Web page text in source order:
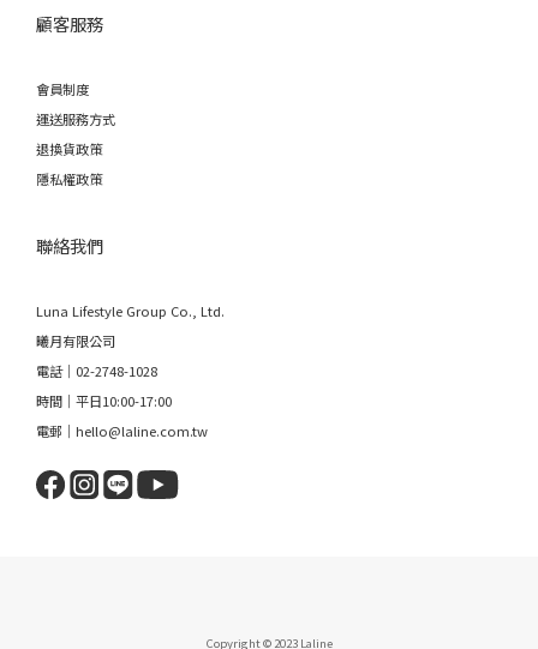
顧客服務
會員制度
運送服務方式
退換貨政策
隱私權政策
聯絡我們
Luna Lifestyle Group Co., Ltd.
曦月有限公司
電話｜02-2748-1028
時間｜平日10:00-17:00
電郵｜hello@laline.com.tw
Copyright © 2023 Laline